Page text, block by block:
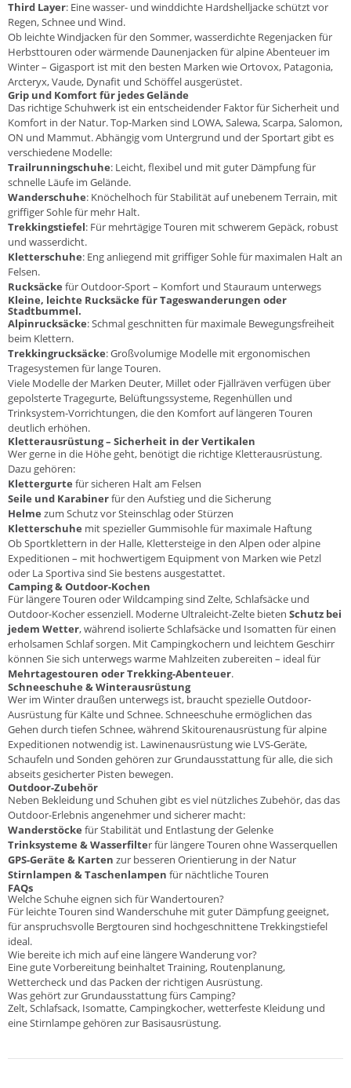
Third Layer: Eine wasser- und winddichte Hardshelljacke schützt vor
Regen, Schnee und Wind.
Ob leichteWindjacken für den Sommer, wasserdichte Regenjacken für
Herbsttouren oder wärmende Daunenjacken für alpine Abenteuer im
Winter – Gigasport ist mit den besten Marken wieOrtovox, Patagonia,
Arcteryx,Vaude, Dynafit und Schöffelausgerüstet.
Grip und Komfort für jedes Gelände
Das richtige Schuhwerk ist ein entscheidender Faktor für Sicherheit und
Komfort in der Natur. Top-Marken sind LOWA,Salewa,Scarpa,Salomon,
ON und Mammut. Abhängig vom Untergrund und der Sportart gibt es
verschiedene Modelle:
Trailrunningschuhe: Leicht, flexibel und mit guter Dämpfung für
schnelle Läufe im Gelände.
Wanderschuhe: Knöchelhoch für Stabilität auf unebenem Terrain, mit
griffiger Sohle für mehr Halt.
Trekkingstiefel: Für mehrtägige Touren mit schwerem Gepäck, robust
und wasserdicht.
Kletterschuhe: Eng anliegend mit griffiger Sohle für maximalen Halt an
Felsen.
Rucksäcke für Outdoor-Sport – Komfort und Stauraum unterwegs
Kleine, leichte Rucksäcke für Tageswanderungen oder
Stadtbummel.
Alpinrucksäcke: Schmal geschnitten für maximale Bewegungsfreiheit
beim Klettern.
Trekkingrucksäcke: Großvolumige Modelle mit ergonomischen
Tragesystemen für lange Touren.
Viele Modelle der Marken Deuter, Milletoder Fjällräven verfügen über
gepolsterte Tragegurte, Belüftungssysteme, Regenhüllen und
Trinksystem-Vorrichtungen, die den Komfort auf längeren Touren
deutlich erhöhen.
Kletterausrüstung – Sicherheit in der Vertikalen
Wer gerne in die Höhe geht, benötigt die richtige Kletterausrüstung.
Dazu gehören:
Klettergurte für sicheren Halt am Felsen
Seile und Karabinerfür den Aufstieg und die Sicherung
Helme zum Schutz vor Steinschlag oder Stürzen
Kletterschuhe mit spezieller Gummisohle für maximale Haftung
Ob Sportklettern in der Halle, Klettersteige in den Alpen oder alpine
Expeditionen – mit hochwertigem Equipment von Marken wie Petzl
oder La Sportivasind Sie bestens ausgestattet.
Camping & Outdoor-Kochen
Für längere Touren oder Wildcamping sind Zelte,Schlafsäcke und
Outdoor-Kocheressenziell. Moderne Ultraleicht-Zelte bieten Schutz bei
jedem Wetter, während isolierte Schlafsäcke und Isomatten für einen
erholsamen Schlaf sorgen. Mit Campingkochern und leichtem Geschirr
können Sie sich unterwegs warme Mahlzeiten zubereiten – ideal für
Mehrtagestouren oder Trekking-Abenteuer.
Schneeschuhe & Winterausrüstung
Wer im Winter draußen unterwegs ist, braucht spezielle Outdoor-
Ausrüstung für Kälte und Schnee.Schneeschuheermöglichen das
Gehen durch tiefen Schnee, während Skitourenausrüstungfür alpine
Expeditionen notwendig ist. Lawinenausrüstung wie LVS-Geräte,
Schaufeln und Sonden gehören zur Grundausstattung für alle, die sich
abseits gesicherter Pisten bewegen.
Outdoor-Zubehör
Neben Bekleidung und Schuhen gibt es viel nützliches Zubehör, das das
Outdoor-Erlebnis angenehmer und sicherer macht:
Wanderstöcke für Stabilität und Entlastung der Gelenke
Trinksysteme & Wasserfilter für längere Touren ohne Wasserquellen
GPS-Geräte & Karten zur besseren Orientierung in der Natur
Stirnlampen & Taschenlampen für nächtliche Touren
FAQs
Welche Schuhe eignen sich für Wandertouren?
Für leichte Touren sind Wanderschuhe mit guter Dämpfung geeignet,
für anspruchsvolle Bergtouren sind hochgeschnittene Trekkingstiefel
ideal.
Wie bereite ich mich auf eine längere Wanderung vor?
Eine gute Vorbereitung beinhaltet Training, Routenplanung,
Wettercheck und das Packen der richtigen Ausrüstung.
Was gehört zur Grundausstattung fürs Camping?
Zelt, Schlafsack, Isomatte, Campingkocher, wetterfeste Kleidung und
eine Stirnlampe gehören zur Basisausrüstung.